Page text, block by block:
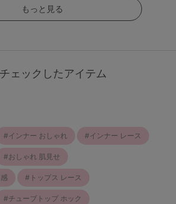
もっと見る
ェックしたアイテム
インナー おしゃれ インナー レース
おしゃれ 肌見せ
トップス レース
チューブトップ ホック